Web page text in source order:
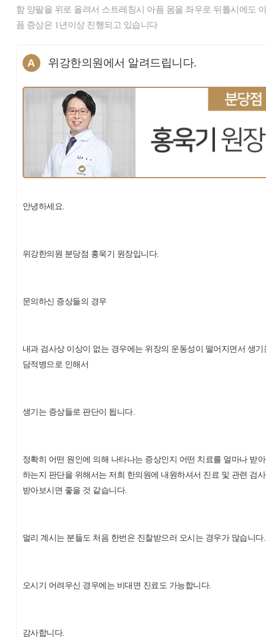
함 양팔을 위로 올려서 스트레칭시 아픔 몸을 좌우로 뒤틀시에도
픔 증상은 1년이상 진행되고 있습니다
A 위강한의원에서 알려드립니다.
안녕하세요.
위강한의원 분당점 홍욱기 원장입니다.
문의하신 증상들의 경우
내과 검사상 이상이 없는 경우에는 위장의 운동성이 떨어지면서 생기
담적병으로 인해서
생기는 증상들로 판단이 됩니다.
정확히 어떤 원인에 의해 나타나는 증상인지 어떤 치료를 얼마나 받
하는지 판단을 위해서는 저희 한의원에 내원하셔서 진료 및 관련 검
받아보시면 좋을 것 같습니다.
멀리 계시는 분들도 처음 한번은 진찰받으러 오시는 경우가 많습니
오시기 어려우신 경우에는 비대면 진료도 가능합니다.
감사합니다.